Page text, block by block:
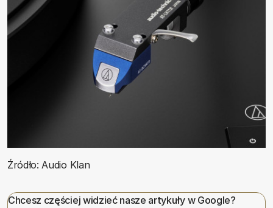
Źródło: Audio Klan
Chcesz częściej widzieć nasze artykuły w Google?